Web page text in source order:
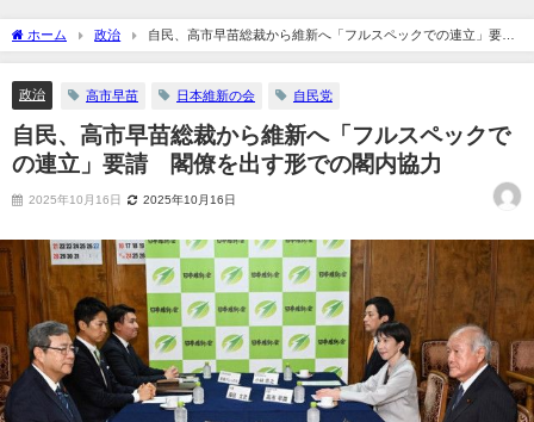
ホーム 政治
自民、高市早苗総裁から維新へ「フルスペックでの連立」要
請 閣僚を出す形での閣内協力
政治 高市早苗 日本維新の会 自民党
自民、高市早苗総裁から維新へ「フルスペックで
の連立」要請 閣僚を出す形での閣内協力
2025年10月16日 2025年10月16日